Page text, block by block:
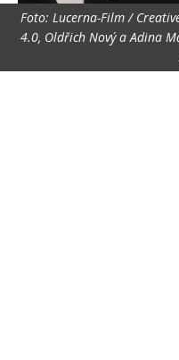
Foto: Lucerna-Film /
4.0, Oldřich Nový a Adina